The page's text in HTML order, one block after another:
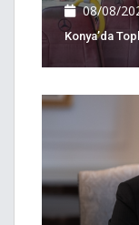
08/08/
Konya’da